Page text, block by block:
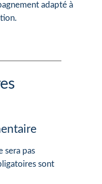
adapté à
sera pas
sont